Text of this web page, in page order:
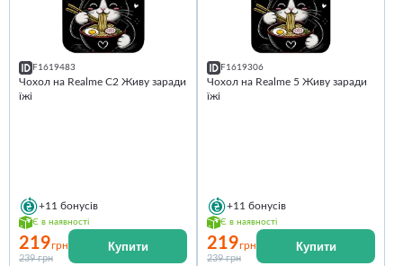
F1619483
Чохол на Realme C2 Живу заради
їжі
+11 бонусів
Є в наявності
219грн
239 грн
Купити
F1619306
Чохол на Realme 5 Живу заради
їжі
+11 бонусів
Є в наявності
219грн
239 грн
Купити